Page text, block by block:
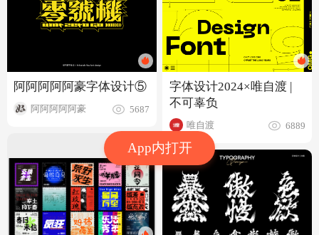
App内打开
阿阿阿阿阿豪字体设计⑤
阿阿阿阿阿豪 5687
字体设计2024×唯自渡 |
不可辜负
唯自渡 6889